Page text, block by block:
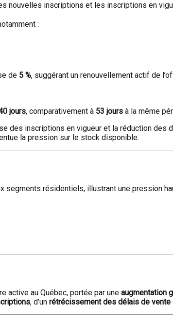
nouvelles inscriptions et les inscriptions en
:
de 5 %, suggérant un renouvellement actif de
jours, comparativement à 53 jours à la même
des inscriptions en vigueur et la réduction
la pression sur le stock disponible.
segments résidentiels, illustrant une pression
active au Québec, portée par une augmentation
, d’un rétrécissement des délais de vente